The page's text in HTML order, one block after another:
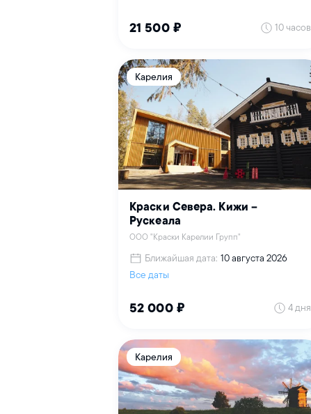
21 500 ₽ 10 часов
Карелия
Краски Севера. Кижи –
Рускеала
ООО "Краски Карелии Групп"
Ближайшая дата: 10 августа 2026
Все даты
52 000 ₽ 4 дня
Карелия